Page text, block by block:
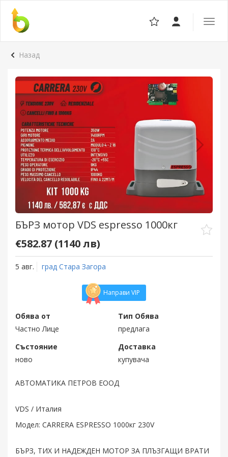
Назад
БЪРЗ мотор VDS espresso 1000кг
€582.87 (1140 лв)
5 авг. град Стара Загора
Направи VIP
Обява от
Частно Лице
Тип Обява
предлага
Състояние
ново
Доставка
купувача
АВТОМАТИКА ПЕТРОВ ЕООД
VDS / Италия
Модел: CARRERA ESPRESSO 1000кг 230V
БЪРЗ, ТИХ И НАДЕЖДЕН МОТОР ЗА ПЛЪЗГАЩИ ВРАТИ